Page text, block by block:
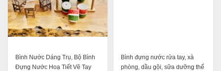
Bình Nước Dáng Trụ, Bộ Bình
Đựng Nước Hoạ Tiết Vẽ Tay
Bình đựng nước rửa tay, xà
phòng, dầu gội, sữa dưỡng thể